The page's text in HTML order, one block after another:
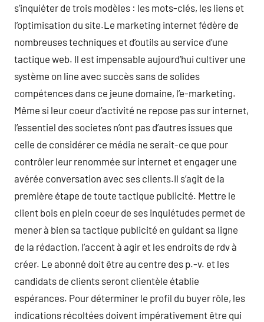
s’inquiéter de trois modèles : les mots-clés, les liens et
l’optimisation du site.Le marketing internet fédère de
nombreuses techniques et d’outils au service d’une
tactique web. Il est impensable aujourd’hui cultiver une
système on line avec succès sans de solides
compétences dans ce jeune domaine, l’e-marketing.
Même si leur coeur d’activité ne repose pas sur internet,
l’essentiel des societes n’ont pas d’autres issues que
celle de considérer ce média ne serait-ce que pour
contrôler leur renommée sur internet et engager une
avérée conversation avec ses clients.Il s’agit de la
première étape de toute tactique publicité. Mettre le
client bois en plein coeur de ses inquiétudes permet de
mener à bien sa tactique publicité en guidant sa ligne
de la rédaction, l’accent à agir et les endroits de rdv à
créer. Le abonné doit être au centre des p.-v. et les
candidats de clients seront clientèle établie
espérances. Pour déterminer le profil du buyer rôle, les
indications récoltées doivent impérativement être qui